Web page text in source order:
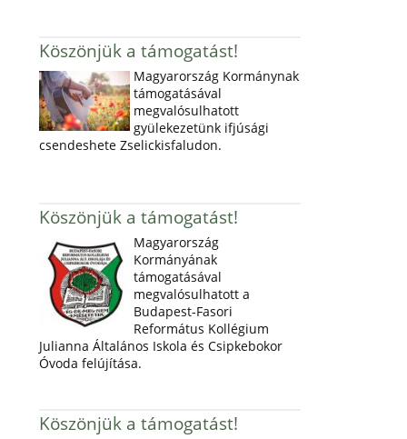
Köszönjük a támogatást!
Magyarország Kormánynak
támogatásával
megvalósulhatott
gyülekezetünk ifjúsági
csendeshete Zselickisfaludon.
Köszönjük a támogatást!
Magyarország
Kormányának
támogatásával
megvalósulhatott a
Budapest-Fasori
Református Kollégium
Julianna Általános Iskola és Csipkebokor
Óvoda felújítása.
Köszönjük a támogatást!